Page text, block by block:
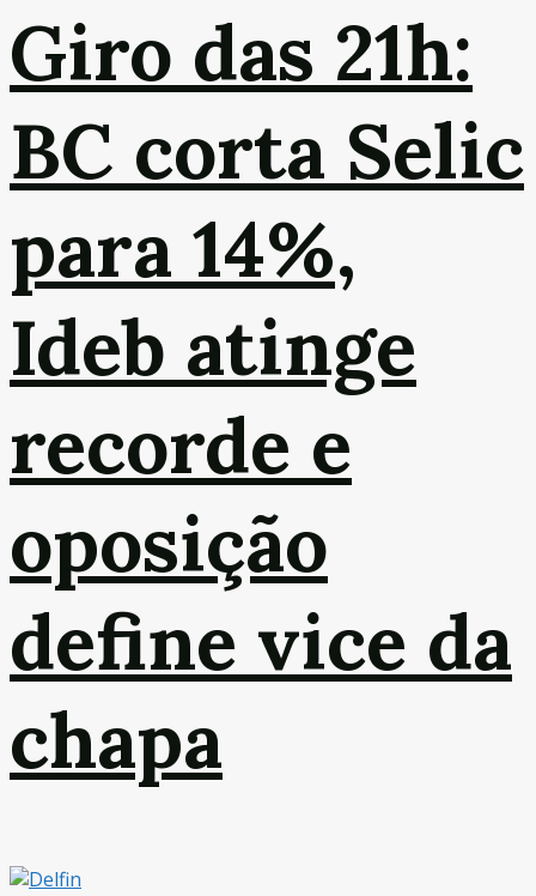
Giro das 21h:
BC corta Selic
para 14%,
Ideb atinge
recorde e
oposição
define vice da
chapa